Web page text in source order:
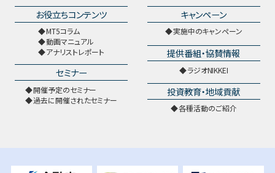
お役立ちコンテンツ
MT5コラム
動画マニュアル
アナリストレポート
セミナー
開催予定のセミナー
過去に開催されたセミナー
キャンペーン
実施中のキャンペーン
提供番組・協賛情報
ラジオNIKKEI
投資教育・地域貢献
各種活動のご紹介